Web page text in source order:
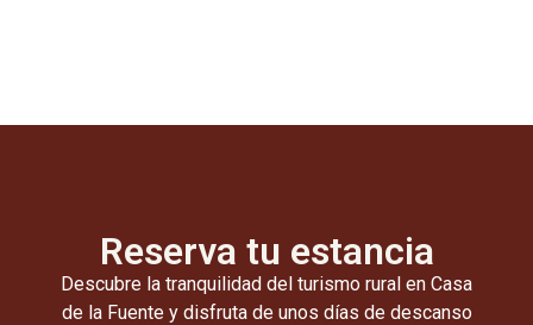
Reserva tu estancia
Descubre la tranquilidad del turismo rural en Casa
de la Fuente y disfruta de unos días de descanso